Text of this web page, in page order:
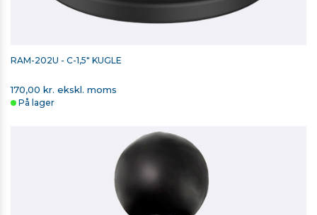
RAM-202U - C-1,5" KUGLE
170,00 kr. ekskl. moms
På lager